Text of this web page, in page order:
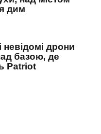
дим
невідомі дрони
базою, де
Patriot